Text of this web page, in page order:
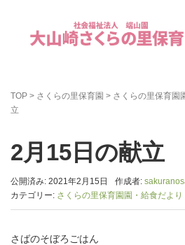
TOP > さくらの里保育園 > さくらの里保育園
立
2月15日の献立
公開済み: 2021年2月15日 作成者:
カテゴリー: さくらの里保育園園・給食だより
さばのそぼろごはん